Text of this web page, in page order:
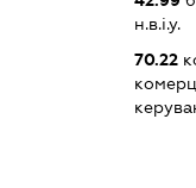
н.в.і.у.
70.22